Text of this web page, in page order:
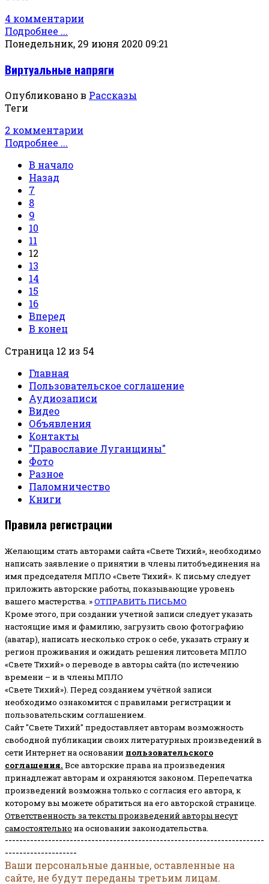
4 комментарии
Подробнее ...
Понедельник, 29 июня 2020 09:21
Виртуальные напряги
Опубликовано в Рассказы
Теги
2 комментарии
Подробнее ...
В начало
Назад
7
8
9
10
11
12
13
14
15
16
Вперед
В конец
Страница 12 из 54
Главная
Пользовательское соглашение
Аудиозаписи
Видео
Объявления
Контакты
"Православие Луганщины"
Фото
Разное
Паломничество
Книги
Правила регистрации
Желающим стать авторами сайта «Свете Тихий», необходимо
написать заявление о принятии в члены литобъединения на
имя председателя МПЛО «Свете Тихий». К письму следует
приложить авторские работы, показывающие уровень
вашего мастерства. »ОТПРАВИТЬ ПИСЬМО
Кроме этого, при создании учетной записи следует указать
настоящие имя и фамилию, загрузить свою фотографию
(аватар), написать несколько строк о себе, указать страну и
регион проживания и ожидать решения литсовета МПЛО
«Свете Тихий» о переводе в авторы сайта (по истечению
времени – и в члены МПЛО
«Свете Тихий»). Перед созданием учётной записи
необходимо ознакомится с правилами регистрации и
пользовательским соглашением.
Сайт "Свете Тихий" предоставляет авторам возможность
свободной публикации своих литературных произведений в
сети Интернет на основании пользовательского
соглашения. Все авторские права на произведения
принадлежат авторам и охраняются законом. Перепечатка
произведений возможна только с согласия его автора, к
которому вы можете обратиться на его авторской странице.
Ответственность за тексты произведений авторы несут
самостоятельно на основании законодательства.
------------------------------------------------------------------------
--------------------
Ваши персональные данные, оставленные на
сайте, не будут переданы третьим лицам.